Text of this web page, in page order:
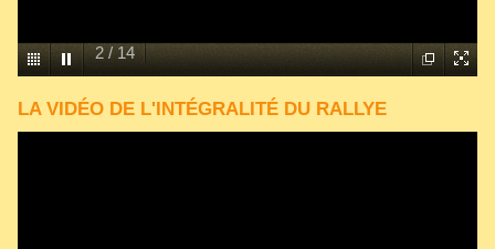
2 / 14
LA VIDÉO DE L'INTÉGRALITÉ DU RALLYE